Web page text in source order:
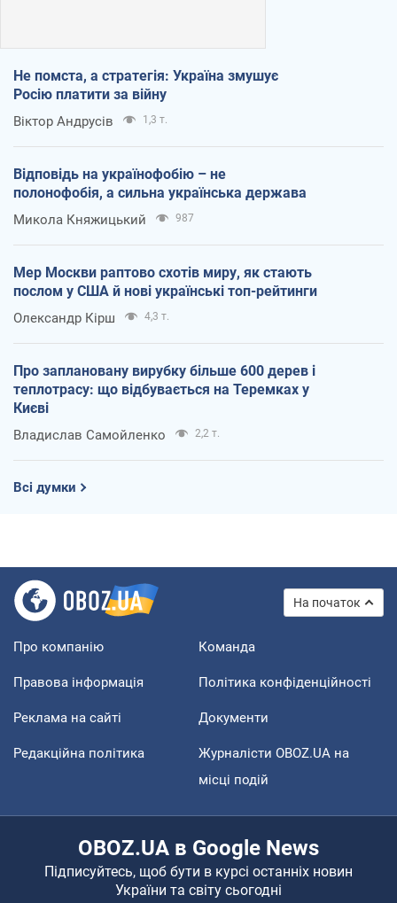
Не помста, а стратегія: Україна змушує
Росію платити за війну
Віктор Андрусів 1,3 т.
Відповідь на українофобію – не
полонофобія, а сильна українська держава
Микола Княжицький 987
Мер Москви раптово схотів миру, як стають
послом у США й нові українські топ-рейтинги
Олександр Кірш 4,3 т.
Про заплановану вирубку більше 600 дерев і
теплотрасу: що відбувається на Теремках у
Києві
Владислав Самойленко 2,2 т.
Всі думки
На початок
Про компанію Команда
Правова інформація Політика конфіденційності
Реклама на сайті Документи
Редакційна політика
Журналісти OBOZ.UA на
місці подій
OBOZ.UA в Google News
Підписуйтесь, щоб бути в курсі останніх новин
України та світу сьогодні